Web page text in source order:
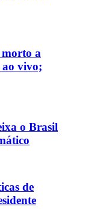
a
ao vivo;
o Brasil
de